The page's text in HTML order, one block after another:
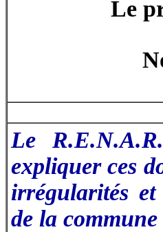
Le
Le
expliquer ces
irrégularités
de la